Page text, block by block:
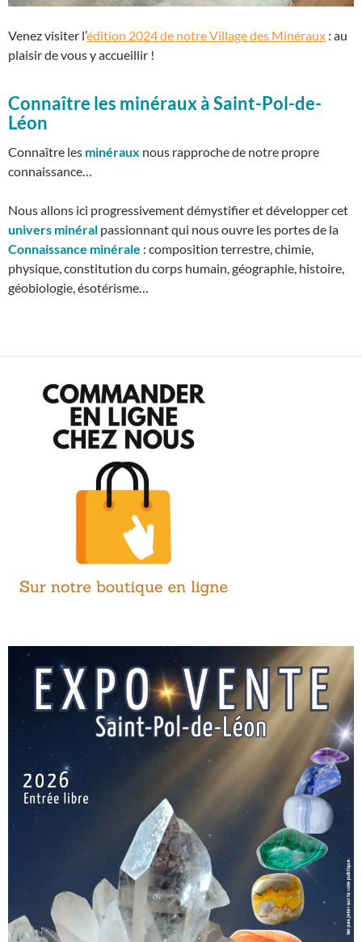
Venez visiter l’édition 2024 de notre Village des Minéraux : au
plaisir de vous y accueillir !
Connaître les minéraux à Saint-Pol-de-
Léon
Connaître les minéraux nous rapproche de notre propre
connaissance…
Nous allons ici progressivement démystifier et développer cet
univers minéral passionnant qui nous ouvre les portes de la
Connaissance minérale : composition terrestre, chimie,
physique, constitution du corps humain, géographie, histoire,
géobiologie, ésotérisme…